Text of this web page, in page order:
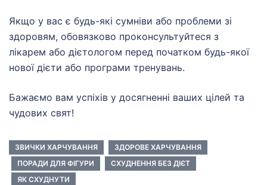
Якщо у вас є будь-які сумніви або проблеми зі
здоровям, обовязково проконсультуйтеся з
лікарем або дієтологом перед початком будь-якої
нової дієти або програми тренувань.
Бажаємо вам успіхів у досягненні ваших цілей та
чудових свят!
ЗВИЧКИ ХАРЧУВАННЯ
ЗДОРОВЕ ХАРЧУВАННЯ
ПОРАДИ ДЛЯ ФІГУРИ
СХУДНЕННЯ БЕЗ ДІЄТ
ЯК СХУДНУТИ